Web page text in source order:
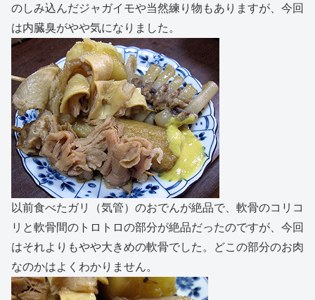
のしみ込んだジャガイモや当然練り物もありますが、今回
は内臓臭がやや気になりました。
以前食べたガリ（気管）のおでんが絶品で、軟骨のコリコ
リと軟骨間のトロトロの部分が絶品だったのですが、今回
はそれよりもやや大きめの軟骨でした。どこの部分のお肉
なのかはよくわかりません。